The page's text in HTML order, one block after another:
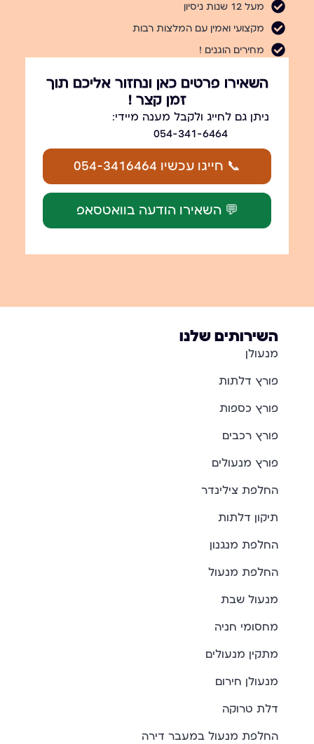
מעל 12 שנות ניסיון
מקצועי ואמין עם המלצות רבות
מחירים הוגנים !
השאירו פרטים כאן ונחזור אליכם תוך
זמן קצר !
ניתן גם לחייג ולקבל מענה מיידי:
054-341-6464
📞 חייגו עכשיו 054-3416464
💬 השאירו הודעה בוואטסאפ
השירותים שלנו
מנעולן
פורץ דלתות
פורץ כספות
פורץ רכבים
פורץ מנעולים
החלפת צילינדר
תיקון דלתות
החלפת מנגנון
החלפת מנעול
מנעול שבת
מחסומי חניה
מתקין מנעולים
מנעולן חירום
דלת טרוקה
החלפת מנעול במעבר דירה